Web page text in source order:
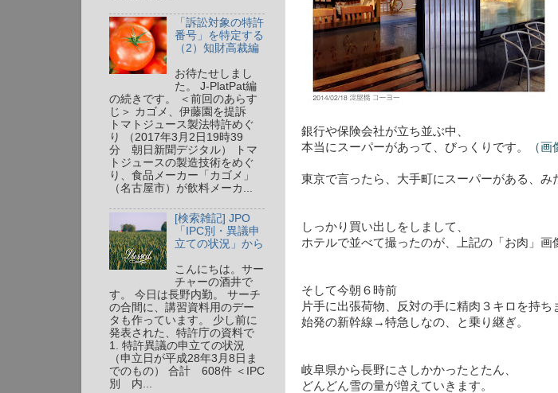
銀行や保険会社が立ち並ぶ中、
本当にスーパーがあって、びっくりです。
（
東京で言ったら、大手町にスーパーがある、み
しっかり買い出しをしまして、
ホテルで並べて撮ったのが、上記の「お肉」画
そして今朝６時前
片手に出張荷物、反対の手に精肉３キロを持ち
始発の新幹線→特急しなの、と乗り継ぎ。
岐阜県から長野にさしかかったとたん、
どんどん雪の量が増えていきます。
「訴訟対象の特許
番号」を特定する
（2）知財高裁編
お待たせしまし
た。 J-PlatPat編
の続きです。 ＜前回のあらす
じ＞ カゴメ、伊藤園を提訴
トマトジュース製法特許めぐ
り （2017年3月2日19時39
分 朝日新聞デジタル） トマ
トジュースの製造技術をめぐ
り、食品メーカー「カゴメ」
（名古屋市）が飲料メーカ...
[検索雑記] JPO
「IPC別・異議申
立ての状況」から
こんにちは。サー
チャーの酒井で
す。 今日は長野内勤。 サーチ
の合間に、講習資料用のデー
タも作っています。 少し前に
発表された、特許庁の資料で
1. 特許異議の申立ての状況
（申立日が平成28年3月8日ま
でのもの） 合計 608件 ＜IPC
別 内...